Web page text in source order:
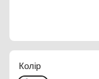
Колір